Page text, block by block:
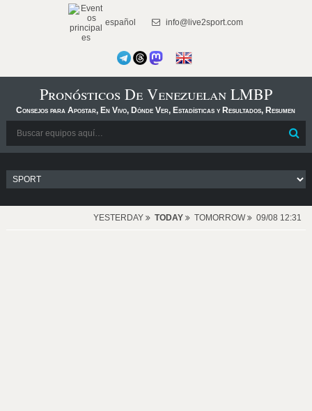
español info@live2sport.com
Pronósticos De Venezuelan LMBP
Consejos para Apostar, En Vivo, Dónde Ver, Estadísticas y Resultados, Resumen
YESTERDAY TODAY TOMORROW 09/08 12:31